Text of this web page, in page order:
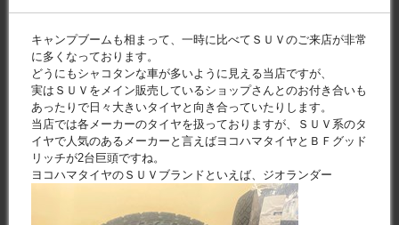
キャンプブームも相まって、一時に比べてＳＵＶのご来店が非常
に多くなっております。
どうにもシャコタンな車が多いように見える当店ですが、
実はＳＵＶをメイン販売しているショップさんとのお付き合いも
あったりで日々大きいタイヤと向き合っていたりします。
当店では各メーカーのタイヤを扱っておりますが、ＳＵＶ系のタ
イヤで人気のあるメーカーと言えばヨコハマタイヤとＢＦグッド
リッチが2台巨頭ですね。
ヨコハマタイヤのＳＵＶブランドといえば、ジオランダー